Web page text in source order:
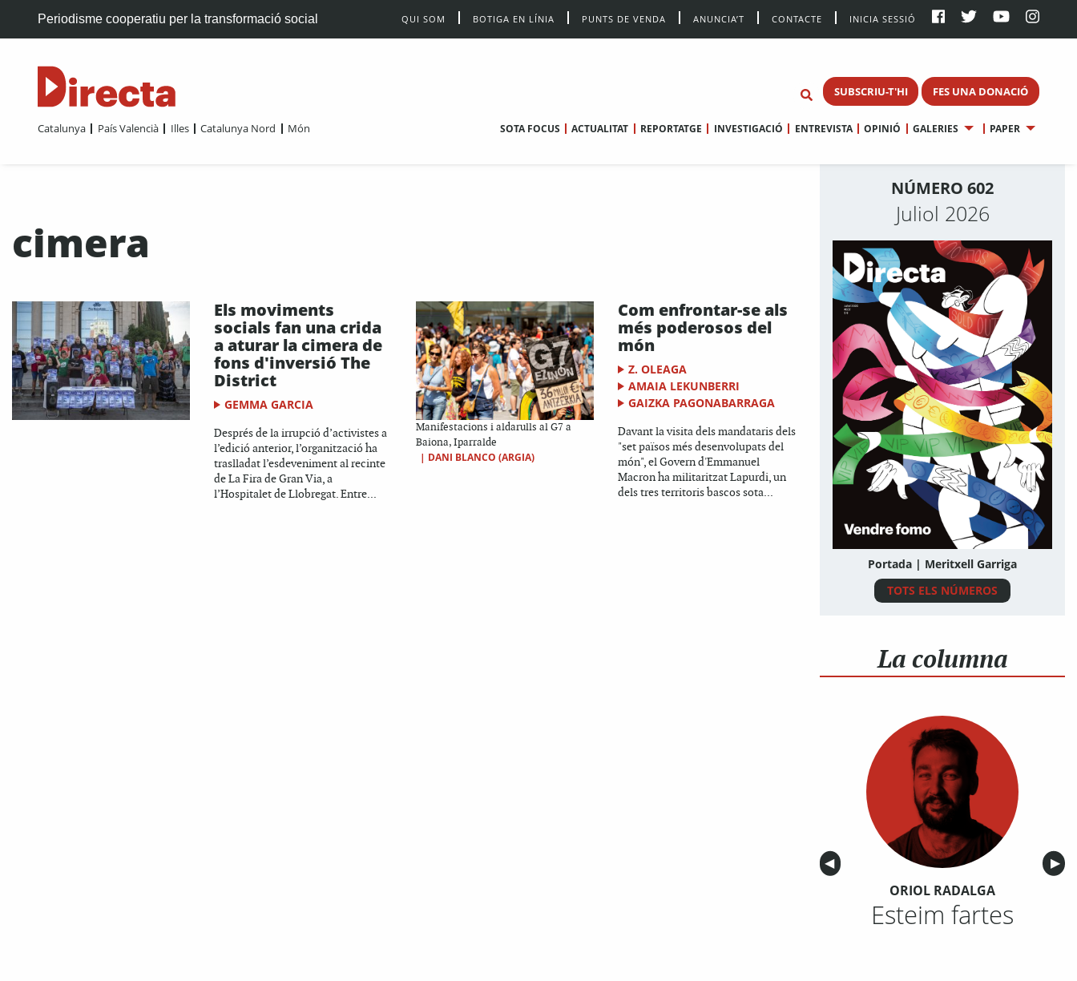
Periodisme cooperatiu per la transformació social QUI SOM BOTIGA EN LÍNIA PUNTS DE VENDA ANUNCIA’T CONTACTE INICIA SESSIÓ
SUBSCRIU-T'HI FES UNA DONACIÓ
Catalunya País Valencià Illes Catalunya Nord Món SOTA FOCUS ACTUALITAT REPORTATGE INVESTIGACIÓ ENTREVISTA OPINIÓ GALERIES PAPER
cimera
Els moviments
socials fan una crida
a aturar la cimera de
fons d'inversió The
District
GEMMA GARCIA
Després de la irrupció d’activistes a
l’edició anterior, l’organització ha
traslladat l’esdeveniment al recinte
de La Fira de Gran Via, a
l’Hospitalet de Llobregat. Entre...
Manifestacions i aldarulls al G7 a
Baiona, Iparralde
| DANI BLANCO (ARGIA)
Com enfrontar-se als
més poderosos del
món
Z. OLEAGA
AMAIA LEKUNBERRI
GAIZKA PAGONABARRAGA
Davant la visita dels mandataris dels
"set països més desenvolupats del
món", el Govern d'Emmanuel
Macron ha militaritzat Lapurdi, un
dels tres territoris bascos sota...
NÚMERO 602
Juliol 2026
Portada | Meritxell Garriga
TOTS ELS NÚMEROS
La columna
Anterior
◀︎ ▶︎
ORIOL RADALGA
Esteim fartes